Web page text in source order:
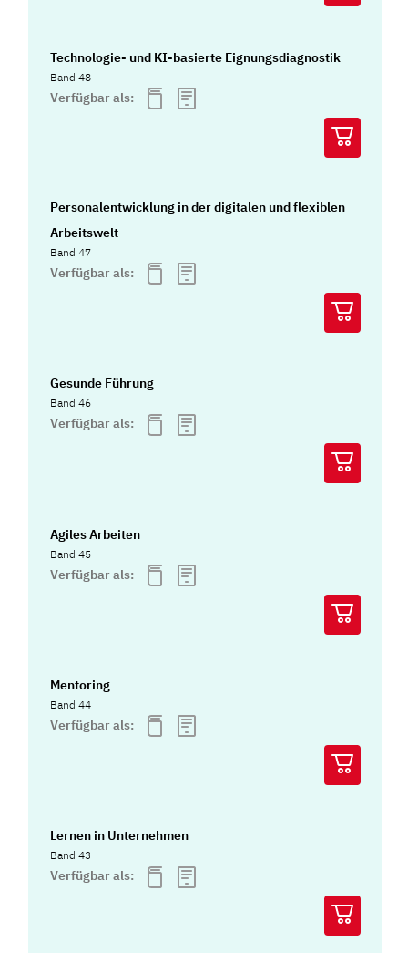
Technologie- und KI-basierte Eignungsdiagnostik
Band 48
Verfügbar als:
Personalentwicklung in der digitalen und flexiblen
Arbeitswelt
Band 47
Verfügbar als:
Gesunde Führung
Band 46
Verfügbar als:
Agiles Arbeiten
Band 45
Verfügbar als:
Mentoring
Band 44
Verfügbar als:
Lernen in Unternehmen
Band 43
Verfügbar als: